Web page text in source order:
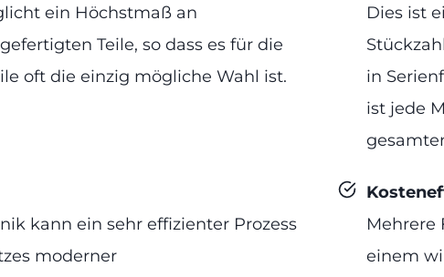
ein Höchstmaß an
Teile, so dass es für die
oft die einzig mögliche Wahl ist.
Dies ist
in
ist jede
kann ein sehr effizienter Prozess
moderner
Mehrere
einem